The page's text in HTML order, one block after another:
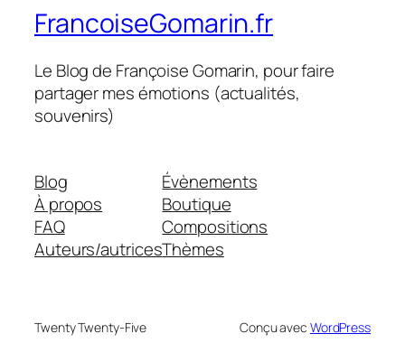
FrancoiseGomarin.fr
Le Blog de Françoise Gomarin, pour faire
partager mes émotions (actualités,
souvenirs)
Blog
À propos
FAQ
Auteurs/autrices
Évènements
Boutique
Compositions
Thèmes
Twenty Twenty-Five Conçu avec WordPress